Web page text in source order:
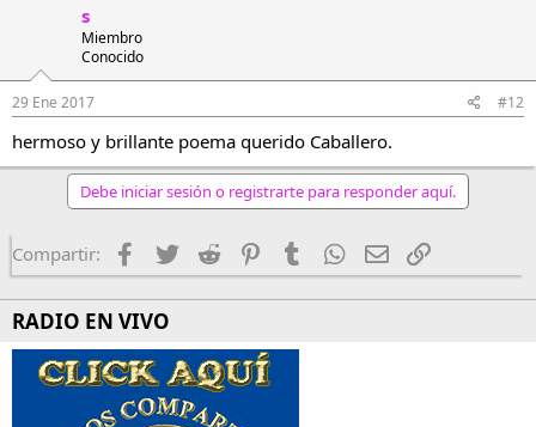
s
Miembro
Conocido
29 Ene 2017 #12
hermoso y brillante poema querido Caballero.
Debe iniciar sesión o registrarte para responder aquí.
Compartir: Facebook
TwitterReddit PinterestTumblrWhatsApp
EmailEnlace
RADIO EN VIVO